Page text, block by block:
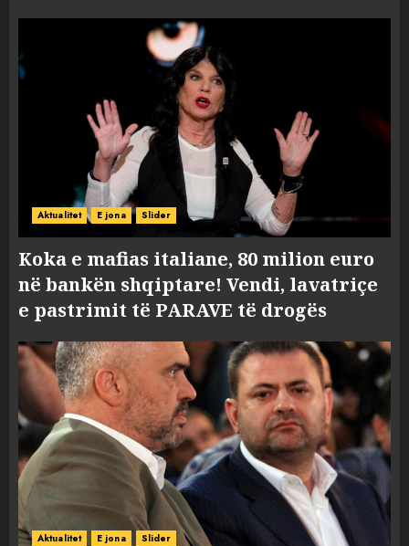
Aktualitet E jona Slider
Koka e mafias italiane, 80 milion euro
në bankën shqiptare! Vendi, lavatriçe
e pastrimit të PARAVE të drogës
Aktualitet E jona Slider